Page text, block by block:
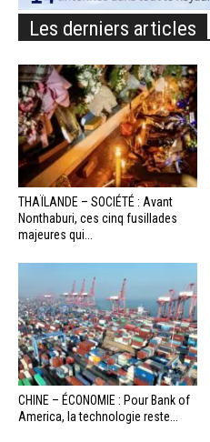
Les derniers articles
THAÏLANDE – SOCIÉTÉ : Avant
Nonthaburi, ces cinq fusillades
majeures qui...
CHINE – ÉCONOMIE : Pour Bank of
America, la technologie reste...